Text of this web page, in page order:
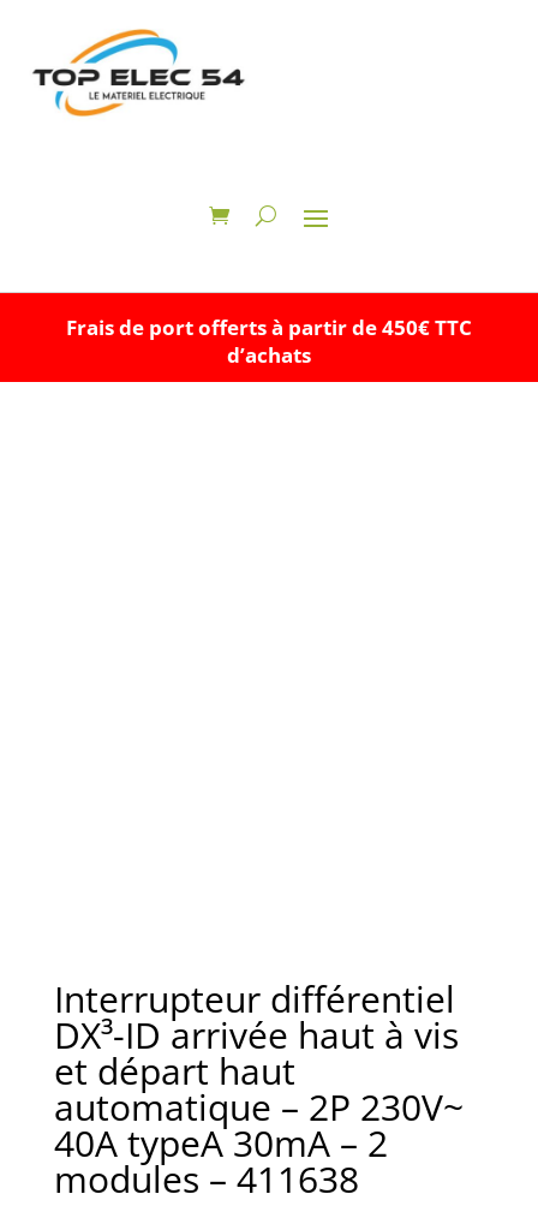
Frais de port offerts à partir de 450€ TTC
d’achats
Interrupteur différentiel
DX³-ID arrivée haut à vis
et départ haut
automatique – 2P 230V~
40A typeA 30mA – 2
modules – 411638